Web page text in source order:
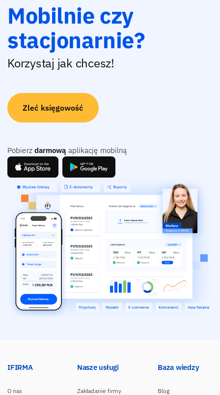
Mobilnie czy
stacjonarnie?
Korzystaj jak chcesz!
Zleć księgowość
Pobierz darmową aplikację mobilną
IFIRMA
O nas
Nasze usługi
Zakładanie firmy
Baza wiedzy
Blog